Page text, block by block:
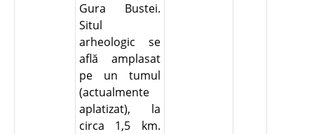
Gura Bustei.
Situl
arheologic se
află amplasat
pe un tumul
(actualmente
aplatizat), la
circa 1,5 km.